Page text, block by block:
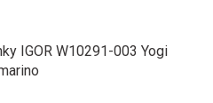
IGOR W10291-003 Yogi